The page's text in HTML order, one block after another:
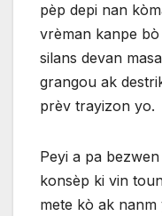
pèp depi nan
vrèman kanpe
silans devan
grangou ak
prèv trayizon yo.
Peyi a pa
konsèp ki vin
mete kò ak